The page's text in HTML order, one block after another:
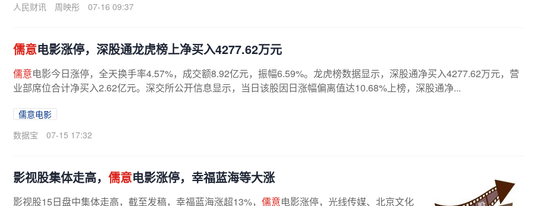
人民财讯
周映彤 07-16 09:37
儒意电影涨停，深股通龙虎榜上净买入4277.62万元
儒意电影今日涨停，全天换手率4.57%，成交额8.92亿元，振幅6.59%。龙虎榜数据显示，深股通净买入4277.62万元，营
业部席位合计净买入2.62亿元。深交所公开信息显示，当日该股因日涨幅偏离值达10.68%上榜，深股通净...
儒意电影
数据宝
07-15 17:32
影视股集体走高， 儒意电影涨停，幸福蓝海等大涨
影视股15日盘中集体走高，截至发稿，幸福蓝海涨超13%， 儒意电影涨停，光线传媒、北京文化